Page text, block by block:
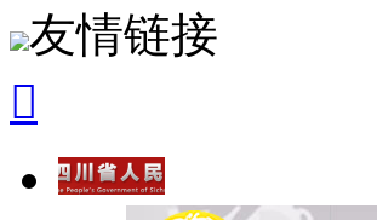
友情链接
